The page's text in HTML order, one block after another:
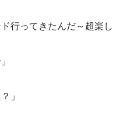
行ってきたんだ～超楽し
」